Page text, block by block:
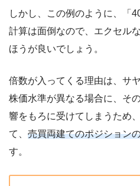
しかし、この例のように、「
計算は面倒なので、エクセル
ほうが良いでしょう。
倍数が入ってくる理由は、サ
株価水準が異なる場合に、そ
響をもろに受けてしまうため
て、 売買両建てのポジション
す。